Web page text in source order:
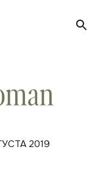
2019